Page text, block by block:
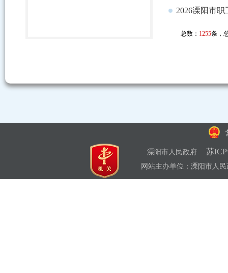
2026溧阳市
总数： 1255条，
溧阳市人民政府 苏
网站主办单位：溧阳市人